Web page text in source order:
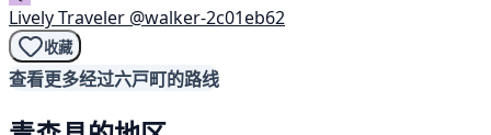
Lively Traveler @walker-2c01eb62
收藏
查看更多经过六戸町的路线